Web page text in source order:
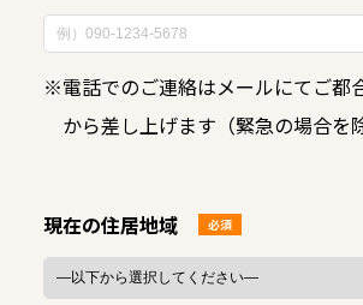
※電話でのご連絡はメールにてご都
から差し上げます（緊急の場合を
現在の住居地域 必須